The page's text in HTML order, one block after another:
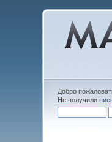
Добро
Не получили